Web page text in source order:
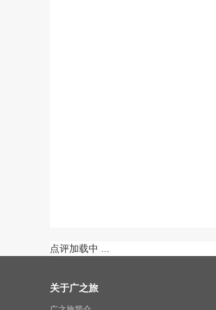
点评加载中 ...
关于广之旅